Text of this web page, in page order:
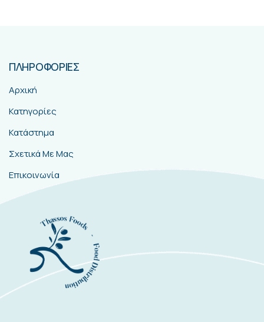
ΠΛΗΡΟΦΟΡΙΕΣ
Αρχική
Κατηγορίες
Κατάστημα
Σχετικά Με Μας
Επικοινωνία